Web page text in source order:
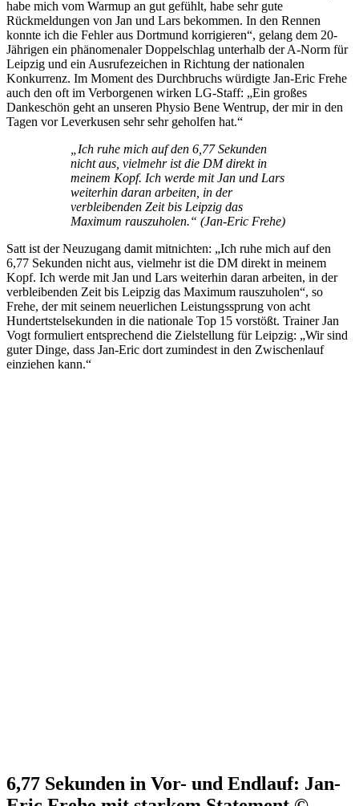
habe mich vom Warmup an gut gefühlt, habe sehr gute
Rückmeldungen von Jan und Lars bekommen. In den Rennen
konnte ich die Fehler aus Dortmund korrigieren“, gelang dem 20-
Jährigen ein phänomenaler Doppelschlag unterhalb der A-Norm für
Leipzig und ein Ausrufezeichen in Richtung der nationalen
Konkurrenz. Im Moment des Durchbruchs würdigte Jan-Eric Frehe
auch den oft im Verborgenen wirken LG-Staff: „Ein großes
Dankeschön geht an unseren Physio Bene Wentrup, der mir in den
Tagen vor Leverkusen sehr sehr geholfen hat.“
„Ich ruhe mich auf den 6,77 Sekunden
nicht aus, vielmehr ist die DM direkt in
meinem Kopf. Ich werde mit Jan und Lars
weiterhin daran arbeiten, in der
verbleibenden Zeit bis Leipzig das
Maximum rauszuholen.“ (Jan-Eric Frehe)
Satt ist der Neuzugang damit mitnichten: „Ich ruhe mich auf den
6,77 Sekunden nicht aus, vielmehr ist die DM direkt in meinem
Kopf. Ich werde mit Jan und Lars weiterhin daran arbeiten, in der
verbleibenden Zeit bis Leipzig das Maximum rauszuholen“, so
Frehe, der mit seinem neuerlichen Leistungssprung von acht
Hundertstelsekunden in die nationale Top 15 vorstößt. Trainer Jan
Vogt formuliert entsprechend die Zielstellung für Leipzig: „Wir sind
guter Dinge, dass Jan-Eric dort zumindest in den Zwischenlauf
einziehen kann.“
6,77 Sekunden in Vor- und Endlauf: Jan-